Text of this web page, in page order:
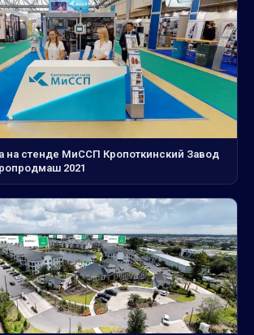
на стенде МиССП Кропоткинский Завод
2021